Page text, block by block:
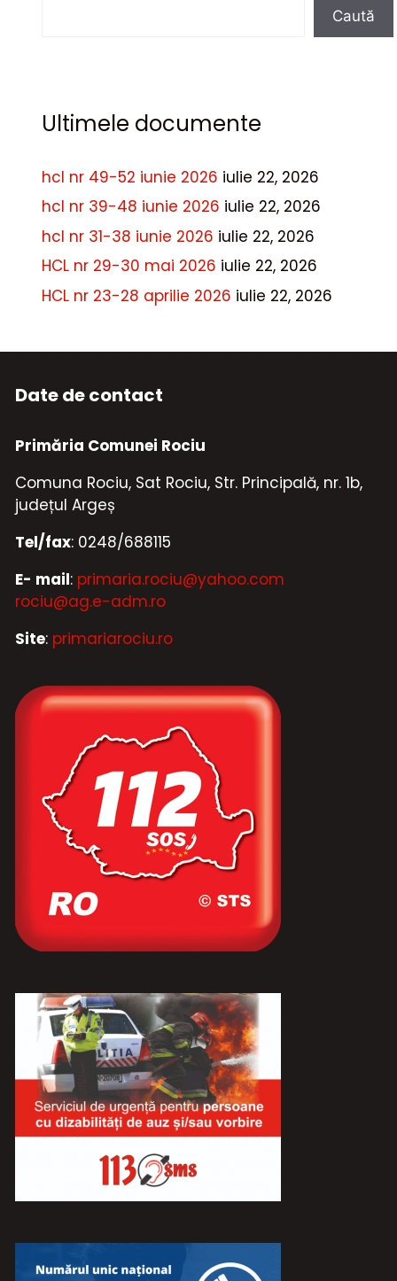
Caută
Ultimele documente
hcl nr 49-52 iunie 2026 iulie 22, 2026
hcl nr 39-48 iunie 2026 iulie 22, 2026
hcl nr 31-38 iunie 2026 iulie 22, 2026
HCL nr 29-30 mai 2026 iulie 22, 2026
HCL nr 23-28 aprilie 2026 iulie 22, 2026
Date de contact
Primăria Comunei Rociu
Comuna Rociu, Sat Rociu, Str. Principală, nr. 1b,
județul Argeș
Tel/fax: 0248/688115
E- mail: primaria.rociu@yahoo.com
rociu@ag.e-adm.ro
Site: primariarociu.ro